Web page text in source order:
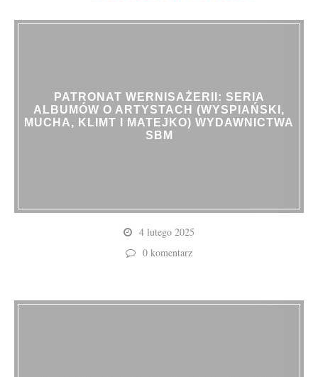
PATRONAT WERNISAŻERII: SERIA
ALBUMÓW O ARTYSTACH (WYSPIAŃSKI,
MUCHA, KLIMT I MATEJKO) WYDAWNICTWA
SBM
4 lutego 2025
0 komentarz